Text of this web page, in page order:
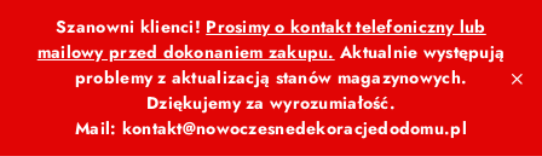
Przejdź do treści głównej
Przejdź do wyszukiwarki
Przejdź do moje konto
Przejdź do menu głównego
Przejdź do opisu produktu
Przejdź do stopki
Szanowni klienci! Prosimy o kontakt telefoniczny lub
mailowy przed dokonaniem zakupu. Aktualnie występują
problemy z aktualizacją stanów magazynowych.
Dziękujemy za wyrozumiałość.
Mail: kontakt@nowoczesnedekoracjedodomu.pl